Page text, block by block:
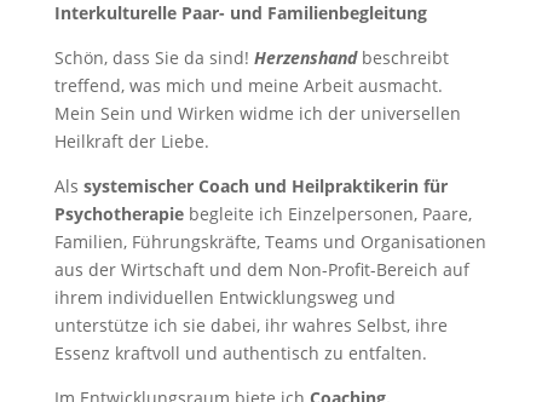
Interkulturelle Paar- und Familienbegleitung
Schön, dass Sie da sind! Herzenshandbeschreibt
treffend, was mich und meine Arbeit ausmacht.
Mein Sein und Wirken widme ich der universellen
Heilkraft der Liebe.
Als systemischer Coach und Heilpraktikerin für
Psychotherapiebegleite ich Einzelpersonen, Paare,
Familien, Führungskräfte, Teams und Organisationen
aus der Wirtschaft und dem Non-Profit-Bereich auf
ihrem individuellen Entwicklungsweg und
unterstütze ich sie dabei, ihr wahres Selbst, ihre
Essenz kraftvoll und authentisch zu entfalten.